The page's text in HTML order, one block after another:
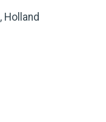
Holland